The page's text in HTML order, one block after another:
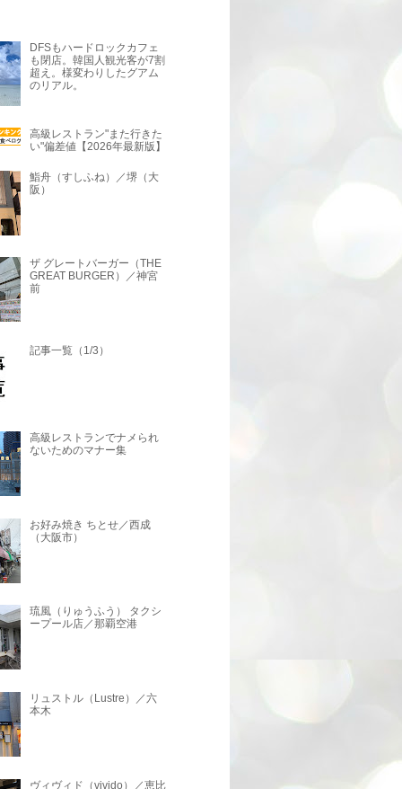
DFSもハードロックカフェ
も閉店。韓国人観光客が7割
超え。様変わりしたグアム
のリアル。
高級レストラン"また行きた
い"偏差値【2026年最新版】
鮨舟（すしふね）／堺（大
阪）
ザ グレートバーガー（THE
GREAT BURGER）／神宮
前
記事一覧（1/3）
高級レストランでナメられ
ないためのマナー集
お好み焼き ちとせ／西成
（大阪市）
琉風（りゅうふう） タクシ
ープール店／那覇空港
リュストル（Lustre）／六
本木
ヴィヴィド（vivido）／恵比